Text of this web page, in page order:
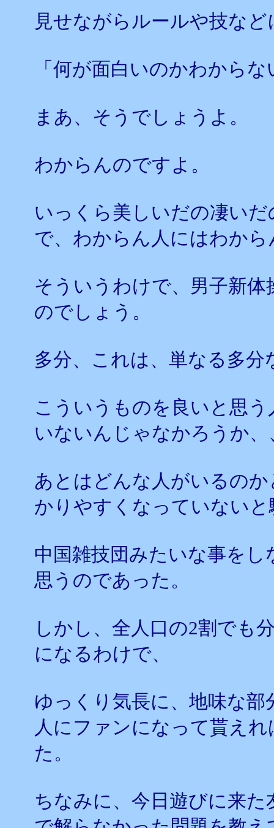
見せながらルールや技な
「何が面白いのかわから
まあ、そうでしょうよ。
わからんのですよ。
いっくら美しいだの凄い
で、わからん人にはわか
そういうわけで、男子新
のでしょう。
多分、これは、単なる多分
こういうものを良いと思
いないんじゃなかろうか、
あとはどんな人がいるの
かりやすくなっていない
中国雑技団みたいな事を
思うのであった。
しかし、全人口の2割でも
になるわけで、
ゆっくり気長に、地味な
人にファンになって貰え
た。
ちなみに、今日遊びに来